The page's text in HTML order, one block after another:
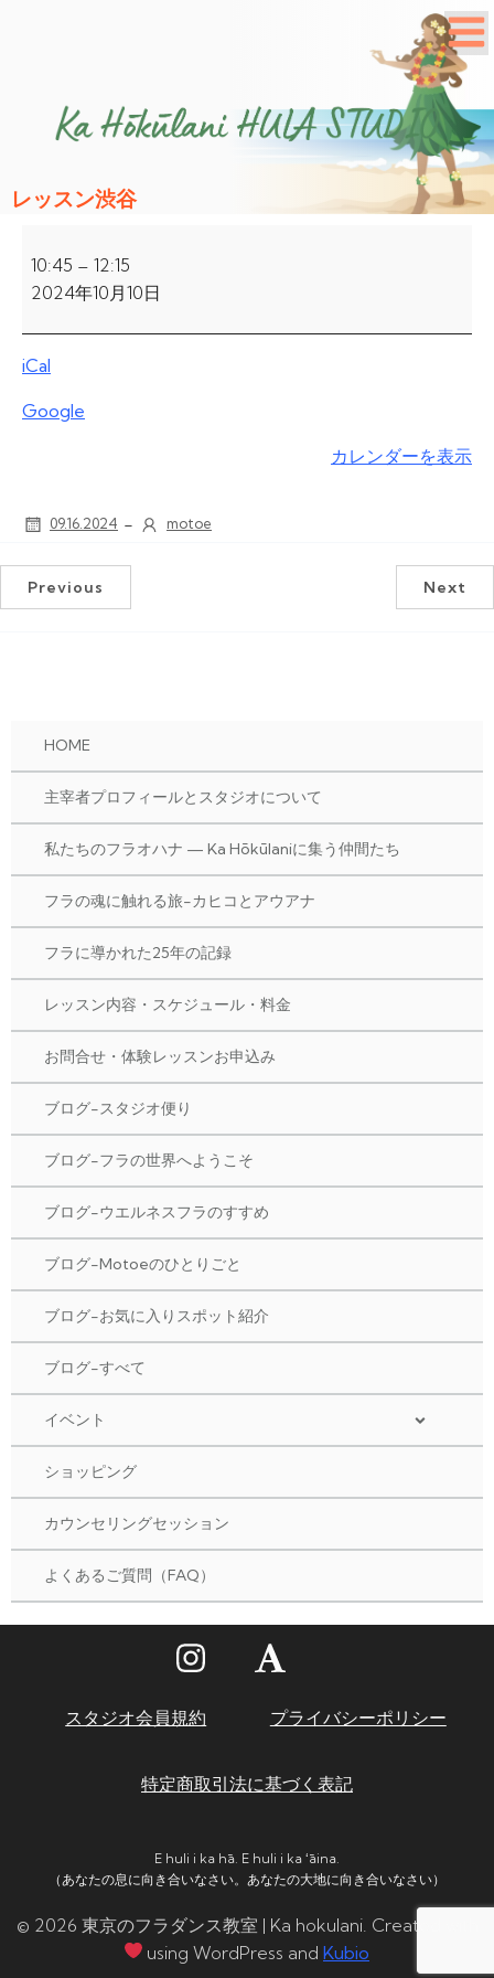
レッスン渋谷
ッ
ス
谷
10:45 – 12:15
2024年10月10日
iCal
Google
カレンダーを表示
09.16.2024 - motoe
Previous Next
HOME
主宰者プロフィールとスタジオについて
私たちのフラオハナ — Ka Hōkūlaniに集う仲間たち
フラの魂に触れる旅-カヒコとアウアナ
フラに導かれた25年の記録
レッスン内容・スケジュール・料金
お問合せ・体験レッスンお申込み
ブログ-スタジオ便り
ブログ-フラの世界へようこそ
ブログ-ウエルネスフラのすすめ
ブログ-Motoeのひとりごと
ブログ-お気に入りスポット紹介
ブログ-すべて
イベント
ショッピング
カウンセリングセッション
よくあるご質問（FAQ）
スタジオ会員規約 プライバシーポリシー
特定商取引法に基づく表記
E huli i ka hā. E huli i ka ʻāina.
（あなたの息に向き合いなさい。あなたの大地に向き合いなさい）
© 2026 東京のフラダンス教室 | Ka hokulani. Created with
using WordPress and Kubio